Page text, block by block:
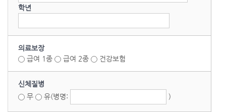
학년
의료보장
급여 1종
급여 2종 건강보험
신체질병
무
유(병명: )